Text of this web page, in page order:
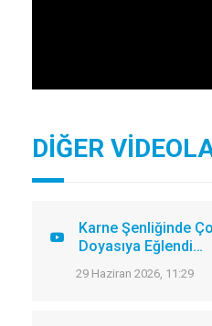
DİĞER
Karne Şenliğinde
Doyasıya Eğlendi…
29 Haziran 2026, 11:29